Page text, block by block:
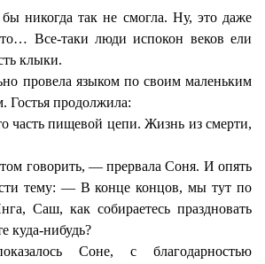
никогда так не смогла. Ну, это даже
то… Все-таки люди испокон веков ели
клыки.
провела языком по своим маленьким
Гостья продолжила:
часть пищевой цепи. Жизнь из смерти,
говорить, — прервала Соня. И опять
тему: — В конце концов, мы тут по
Саш, как собираетесь праздновать
куда-нибудь?
Соне, с благодарностью